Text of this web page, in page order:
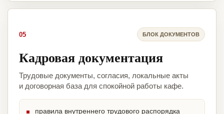
05 БЛОК ДОКУМЕНТОВ
Кадровая документация
Трудовые документы, согласия, локальные акты
и договорная база для спокойной работы кафе.
правила внутреннего трудового распорядка